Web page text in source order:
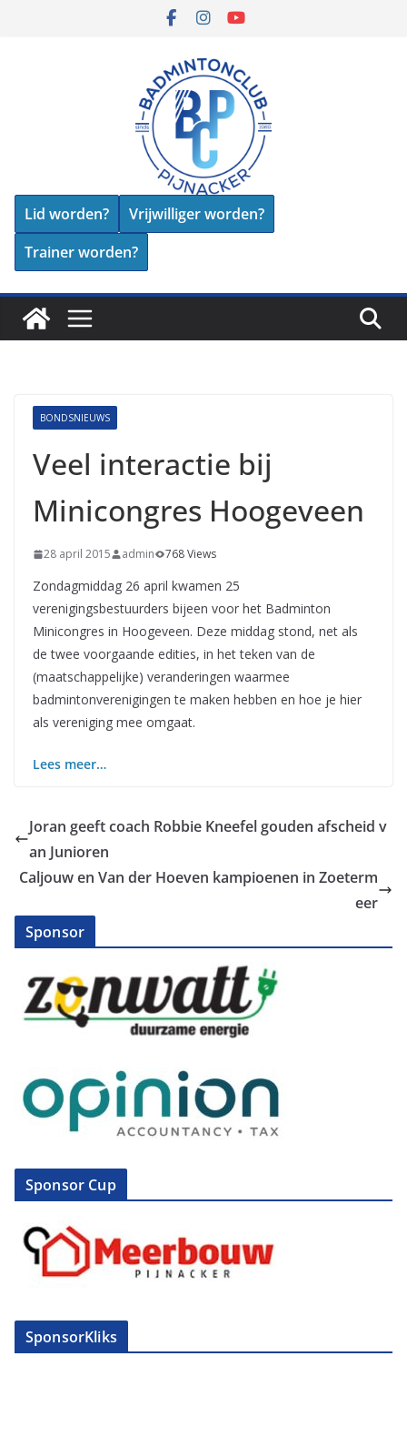
Lid worden?
Vrijwilliger worden?
Trainer worden?
BONDSNIEUWS
Veel interactie bij
Minicongres Hoogeveen
28 april 2015 admin 768 Views
Zondagmiddag 26 april kwamen 25
verenigingsbestuurders bijeen voor het Badminton
Minicongres in Hoogeveen. Deze middag stond, net als
de twee voorgaande edities, in het teken van de
(maatschappelijke) veranderingen waarmee
badmintonverenigingen te maken hebben en hoe je hier
als vereniging mee omgaat.
Lees meer…
Joran geeft coach Robbie Kneefel gouden afscheid v
an Junioren
Caljouw en Van der Hoeven kampioenen in Zoeterm
eer
Sponsor
Sponsor Cup
SponsorKliks